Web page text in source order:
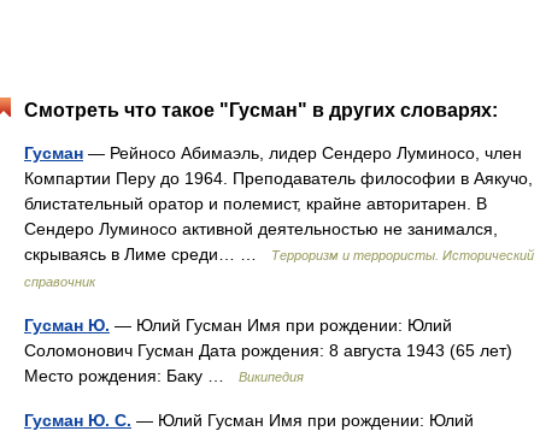
Смотреть что такое "Гусман" в других словарях:
Гусман — Рейносо Абимаэль, лидер Сендеро Луминосо, член
Компартии Перу до 1964. Преподаватель философии в Аякучо,
блистательный оратор и полемист, крайне авторитарен. В
Сендеро Луминосо активной деятельностью не занимался,
скрываясь в Лиме среди… …
Терроризм и террористы. Исторический
справочник
Гусман Ю. — Юлий Гусман Имя при рождении: Юлий
Соломонович Гусман Дата рождения: 8 августа 1943 (65 лет)
Место рождения: Баку …
Википедия
Гусман Ю. С. — Юлий Гусман Имя при рождении: Юлий